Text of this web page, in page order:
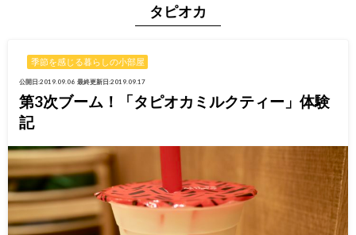
タピオカ
季節を感じる暮らしの小部屋
公開日:2019.09.06 最終更新日:2019.09.17
第3次ブーム！「タピオカミルクティー」体験
記